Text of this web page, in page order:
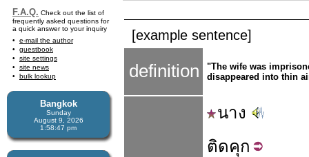
F.A.Q. Check out the list of
frequently asked questions for
a quick answer to your inquiry
e-mail the author
guestbook
site settings
site news
bulk lookup
Bangkok
Sunday
August 9, 2026
1:58:47 pm
[example sentence]
definition
"The wife was
disappeared into thin
นาง
ติดคุก